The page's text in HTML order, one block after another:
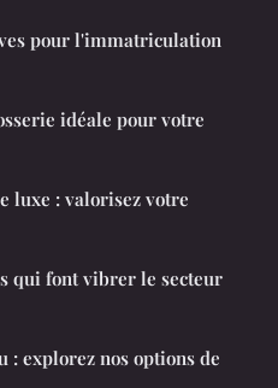
pour l'immatriculation
idéale pour votre
luxe : valorisez votre
qui font vibrer le secteur
: explorez nos options de